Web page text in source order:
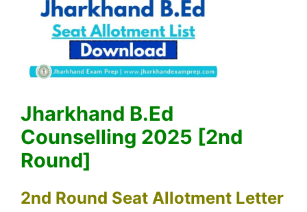
Jharkhand B.Ed
Counselling 2025 [2nd
Round]
2nd Round Seat Allotment Letter